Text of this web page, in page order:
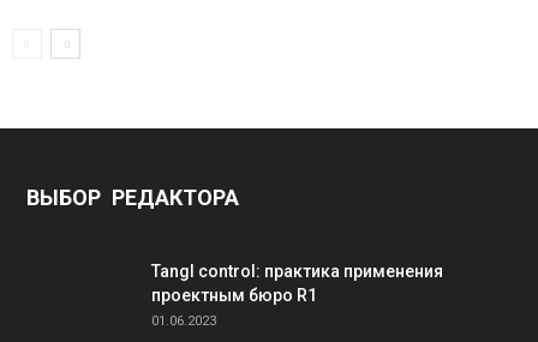
ВЫБОР РЕДАКТОРА
Tangl control: практика применения
проектным бюро R1
01.06.2023